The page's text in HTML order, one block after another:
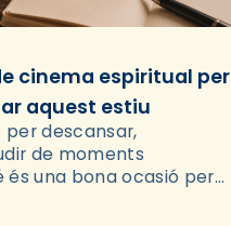
cinema espiritual per
aquest estiu
per descansar,
de moments
una bona ocasió per